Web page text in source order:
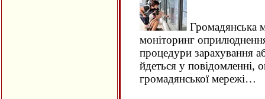
Громадянська
моніторинг
процедури зарахування
йдеться у повідомленні,
громадянської мережі…